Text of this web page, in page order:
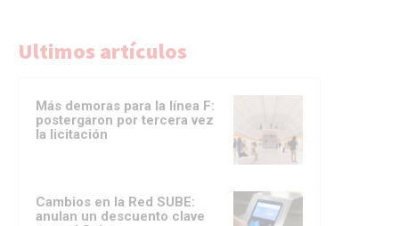
Ultimos artículos
Más demoras para la línea F:
postergaron por tercera vez
la licitación
Cambios en la Red SUBE:
anulan un descuento clave